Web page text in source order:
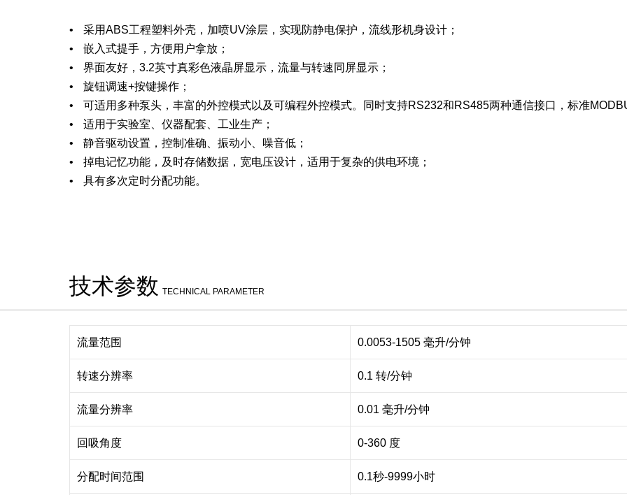
采用ABS工程塑料外壳，加喷UV涂层，实现防静电保护，流线形机身设计；
嵌入式提手，方便用户拿放；
界面友好，3.2英寸真彩色液晶屏显示，流量与转速同屏显示；
旋钮调速+按键操作；
可适用多种泵头，丰富的外控模式以及可编程外控模式。同时支持RS232和RS485两种通信接口，标准
适用于实验室、仪器配套、工业生产；
静音驱动设置，控制准确、振动小、噪音低；
掉电记忆功能，及时存储数据，宽电压设计，适用于复杂的供电环境；
具有多次定时分配功能。
技术参数 TECHNICAL PARAMETER
流量范围 0.0053-1505 毫升/分钟
转速分辨率 0.1 转/分钟
流量分辨率 0.01 毫升/分钟
回吸角度 0-360 度
分配时间范围 0.1秒-9999小时